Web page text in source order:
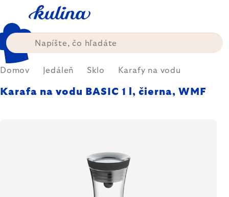
obsah
Domov Jedáleň Sklo Karafy na vodu
Karafa na vodu BASIC 1 l, čierna, WMF